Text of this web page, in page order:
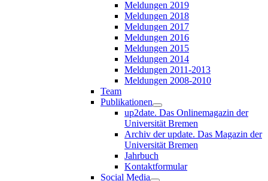
Meldungen 2019
Meldungen 2018
Meldungen 2017
Meldungen 2016
Meldungen 2015
Meldungen 2014
Meldungen 2011-2013
Meldungen 2008-2010
Team
Publikationen
up2date. Das Onlinemagazin der
Universität Bremen
Archiv der update. Das Magazin der
Universität Bremen
Jahrbuch
Kontaktformular
Social Media